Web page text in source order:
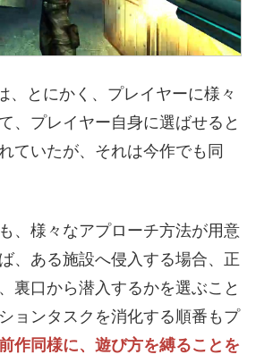
、とにかく、プレイヤーに様々
、プレイヤー自身に選ばせると
ていたが、それは今作でも同
、様々なアプローチ方法が用意
、ある施設へ侵入する場合、正
裏口から潜入するかを選ぶこと
ョンタスクを消化する順番もプ
作同様に、遊び方を縛ることを